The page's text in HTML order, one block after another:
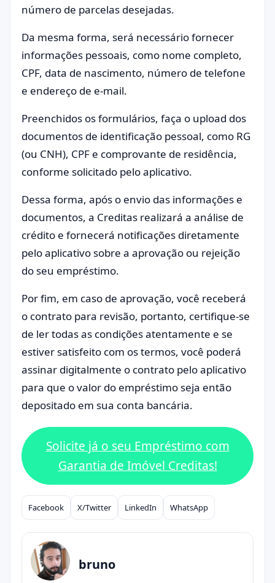
número de parcelas desejadas.
Da mesma forma, será necessário fornecer
informações pessoais, como nome completo,
CPF, data de nascimento, número de telefone
e endereço de e-mail.
Preenchidos os formulários, faça o upload dos
documentos de identificação pessoal, como RG
(ou CNH), CPF e comprovante de residência,
conforme solicitado pelo aplicativo.
Dessa forma, após o envio das informações e
documentos, a Creditas realizará a análise de
crédito e fornecerá notificações diretamente
pelo aplicativo sobre a aprovação ou rejeição
do seu empréstimo.
Por fim, em caso de aprovação, você receberá
o contrato para revisão, portanto, certifique-se
de ler todas as condições atentamente e se
estiver satisfeito com os termos, você poderá
assinar digitalmente o contrato pelo aplicativo
para que o valor do empréstimo seja então
depositado em sua conta bancária.
Solicite já o seu Empréstimo com
Garantia de Imóvel Creditas!
Compartilhar
Facebook X/Twitter LinkedIn WhatsApp
bruno